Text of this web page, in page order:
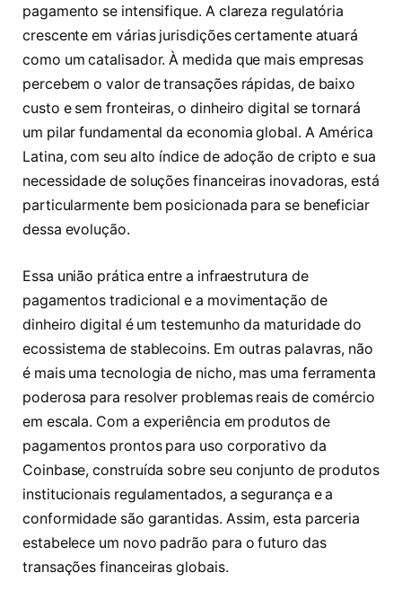
pagamento se intensifique. A clareza regulatória
crescente em várias jurisdições certamente atuará
como um catalisador. À medida que mais empresas
percebem o valor de transações rápidas, de baixo
custo e sem fronteiras, o dinheiro digital se tornará
um pilar fundamental da economia global. A América
Latina, com seu alto índice de adoção de cripto e sua
necessidade de soluções financeiras inovadoras, está
particularmente bem posicionada para se beneficiar
dessa evolução.
Essa união prática entre a infraestrutura de
pagamentos tradicional e a movimentação de
dinheiro digital é um testemunho da maturidade do
ecossistema de stablecoins. Em outras palavras, não
é mais uma tecnologia de nicho, mas uma ferramenta
poderosa para resolver problemas reais de comércio
em escala. Com a experiência em produtos de
pagamentos prontos para uso corporativo da
Coinbase, construída sobre seu conjunto de produtos
institucionais regulamentados, a segurança e a
conformidade são garantidas. Assim, esta parceria
estabelece um novo padrão para o futuro das
transações financeiras globais.